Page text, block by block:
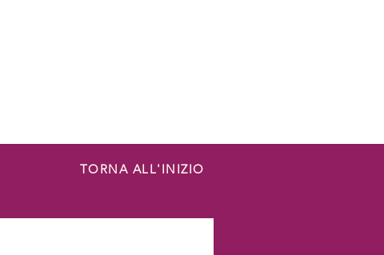
TORNA ALL'INIZIO